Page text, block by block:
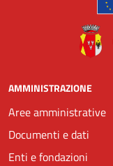
AMMINISTRAZIONE
Aree amministrative
Documenti e dati
Enti e fondazioni